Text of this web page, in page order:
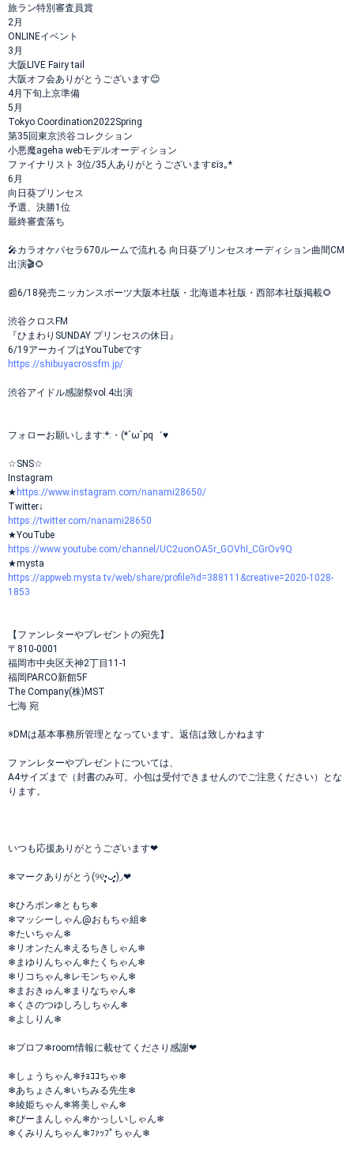
旅ラン特別審査員賞
2月
ONLINEイベント
3月
大阪LIVE Fairy tail
大阪オフ会ありがとうございます😊
4月下旬上京準備
5月
Tokyo Coordination2022Spring
第35回東京渋谷コレクション
小悪魔ageha webモデルオーディション
ファイナリスト 3位/35人ありがとうございますεïз｡*
6月
向日葵プリンセス
予選、決勝1位
最終審査落ち
🎤カラオケパセラ670ルームで流れる 向日葵プリンセスオーディション曲間CM
出演🎬🌻
📰6/18発売ニッカンスポーツ大阪本社版・北海道本社版・西部本社版掲載🌻
渋谷クロスFM
『ひまわりSUNDAY プリンセスの休日』
6/19アーカイブはYouTubeです
https://shibuyacrossfm.jp/
渋谷アイドル感謝祭vol.4出演
フォローお願いします:*:・(*´ω`pq゛♥
☆SNS☆
Instagram
★ https://www.instagram.com/nanami28650/
Twitter↓
https://twitter.com/nanami28650
★YouTube
https://www.youtube.com/channel/UC2uonOA5r_GOVhI_CGrOv9Q
★mysta
https://appweb.mysta.tv/web/share/profile?id=388111&creative=2020-1028-
1853
【ファンレターやプレゼントの宛先】
〒810-0001
福岡市中央区天神2丁目11-1
福岡PARCO新館5F
The Company(株)MST
七海 宛
※DMは基本事務所管理となっています。返信は致しかねます
ファンレターやプレゼントについては、
A4サイズまで（封書のみ可。小包は受付できませんのでご注意ください）とな
ります。
いつも応援ありがとうございます❤
❄マークありがとう(୨୧•͈ᴗ•͈)◞❤
❄ひろポン❄ともち❄
❄マッシーしゃん@おもちゃ組❄
❄たいちゃん❄
❄リオンたん❄えるちきしゃん❄
❄まゆりんちゃん❄たくちゃん❄
❄リコちゃん❄レモンちゃん❄
❄まおきゅん❄まりなちゃん❄
❄くさのつゆしろしちゃん❄
❄よしりん❄
❄プロフ❄room情報に載せてくださり感謝❤
❄しょうちゃん❄ﾁｮｺｺちゃ❄
❄あちょさん❄いちみる先生❄
❄綾姫ちゃん❄将美しゃん❄
❄ぴーまんしゃん❄かっしいしゃん❄
❄くみりんちゃん❄ﾌｧｯﾌﾟちゃん❄